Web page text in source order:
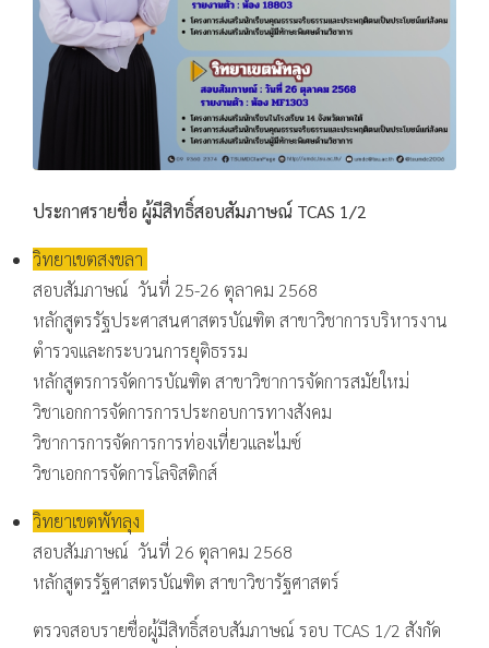
ประกาศรายชื่อ ผู้มีสิทธิ์สอบสัมภาษณ์ TCAS 1/2
วิทยาเขตสงขลา
สอบสัมภาษณ์ วันที่ 25-26 ตุลาคม 2568
หลักสูตรรัฐประศาสนศาสตรบัณฑิต สาขาวิชาการบริหารงาน
ตำรวจและกระบวนการยุติธรรม
หลักสูตรการจัดการบัณฑิต สาขาวิชาการจัดการสมัยใหม่
วิชาเอกการจัดการการประกอบการทางสังคม
วิชาการการจัดการการท่องเที่ยวและไมซ์
วิชาเอกการจัดการโลจิสติกส์
วิทยาเขตพัทลุง
สอบสัมภาษณ์ วันที่ 26 ตุลาคม 2568
หลักสูตรรัฐศาสตรบัณฑิต สาขาวิชารัฐศาสตร์
ตรวจสอบรายชื่อผู้มีสิทธิ์สอบสัมภาษณ์ รอบ TCAS 1/2 สังกัด